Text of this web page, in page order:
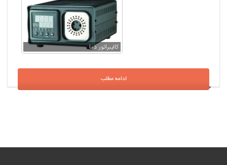
کالیبراتور دما
ادامه مطلب